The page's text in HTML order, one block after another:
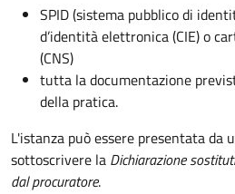
SPID (sistema pubblico di
d’identità elettronica (CIE) o
(CNS)
tutta la documentazione
della pratica.
L'istanza può essere presentata da
sottoscrivere la Dichiarazione
dal procuratore.